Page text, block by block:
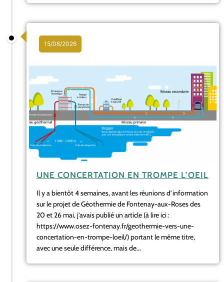
15/06/2026
UNE CONCERTATION EN TROMPE L’OEIL
Il y a bientôt 4 semaines, avant les réunions d’information
sur le projet de Géothermie de Fontenay-aux-Roses des
20 et 26 mai, j’avais publié un article (à lire ici :
https://www.osez-fontenay.fr/geothermie-vers-une-
concertation-en-trompe-loeil/) portant le même titre,
avec une seule différence, mais de...